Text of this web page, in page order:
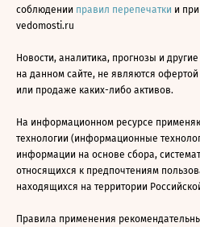
соблюдении правил перепечатки и
vedomosti.ru
Новости, аналитика, прогнозы и
на данном сайте, не являются
или продаже каких-либо активов.
На информационном ресурсе
технологии (информационные
информации на основе сбора,
относящихся к предпочтениям
находящихся на территории
Правила применения